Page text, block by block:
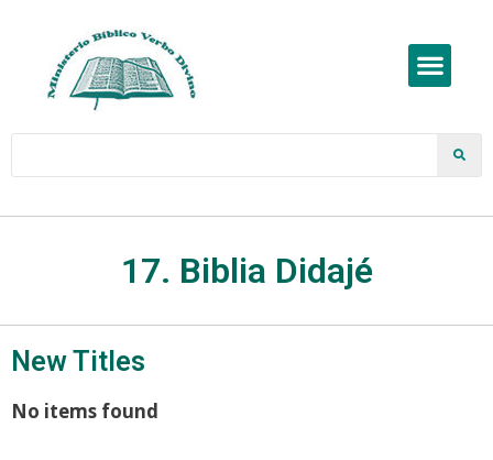
17. Biblia Didajé
New Titles
No items found